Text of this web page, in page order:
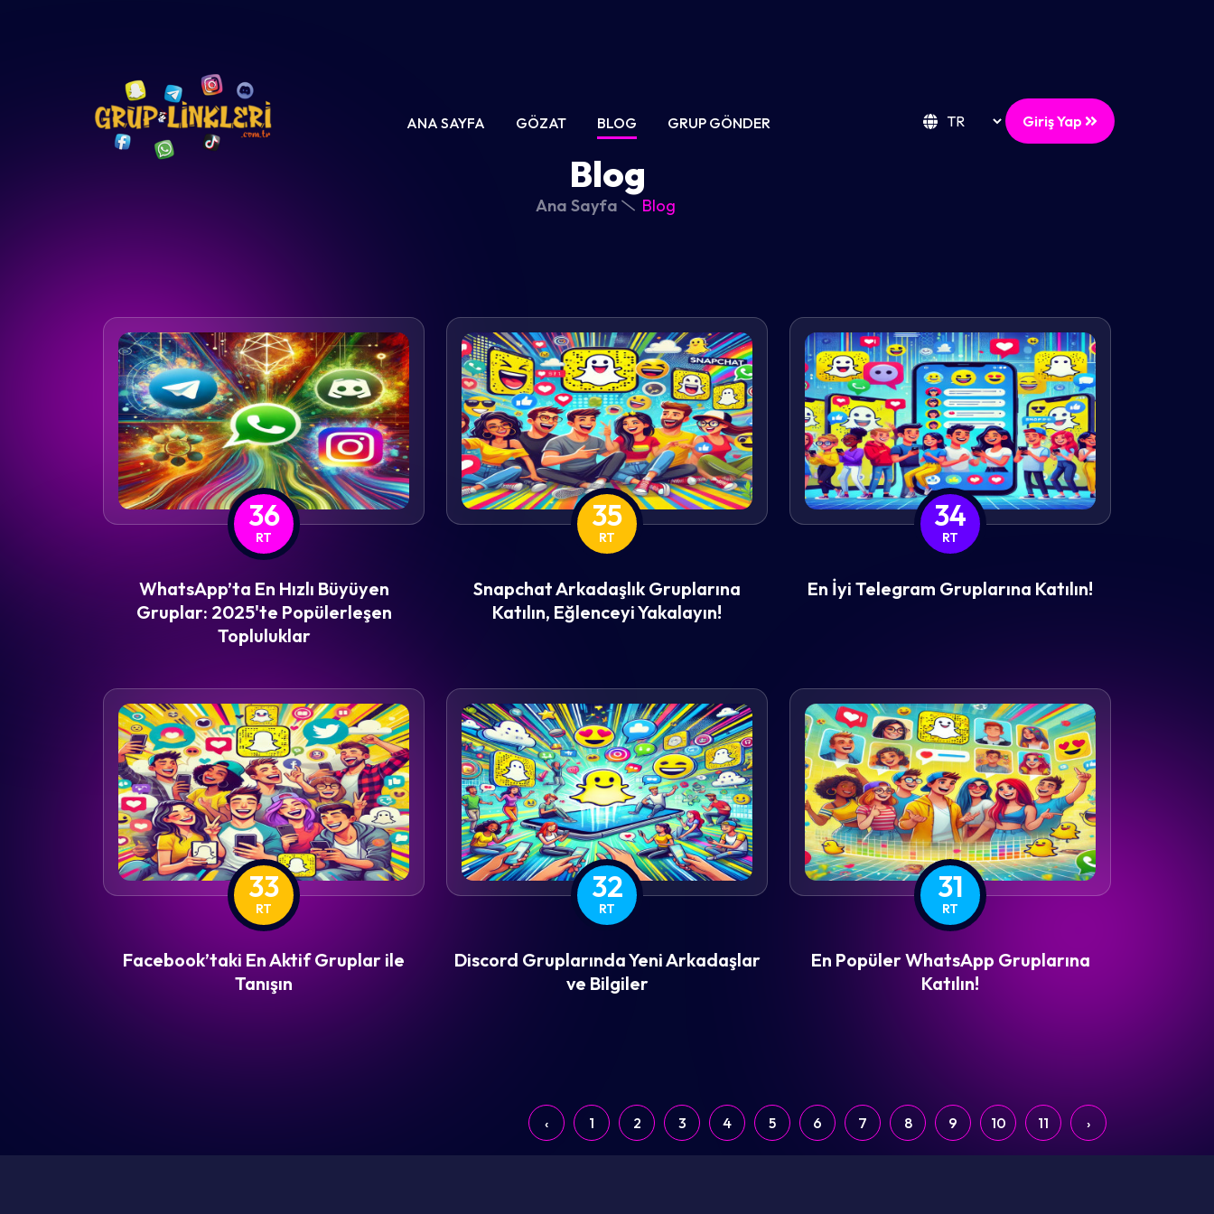
ANA SAYFA GÖZAT BLOG GRUP GÖNDER Giriş Yap
Blog
Ana Sayfa Blog
36
RT
WhatsApp’ta En Hızlı Büyüyen
Gruplar: 2025'te Popülerleşen
Topluluklar
35
RT
Snapchat Arkadaşlık Gruplarına
Katılın, Eğlenceyi Yakalayın!
34
RT
En İyi Telegram Gruplarına Katılın!
33
RT
Facebook’taki En Aktif Gruplar ile
Tanışın
32
RT
Discord Gruplarında Yeni Arkadaşlar
ve Bilgiler
31
RT
En Popüler WhatsApp Gruplarına
Katılın!
‹ 1 2 3 4 5 6 7 8 9 10 11 ›